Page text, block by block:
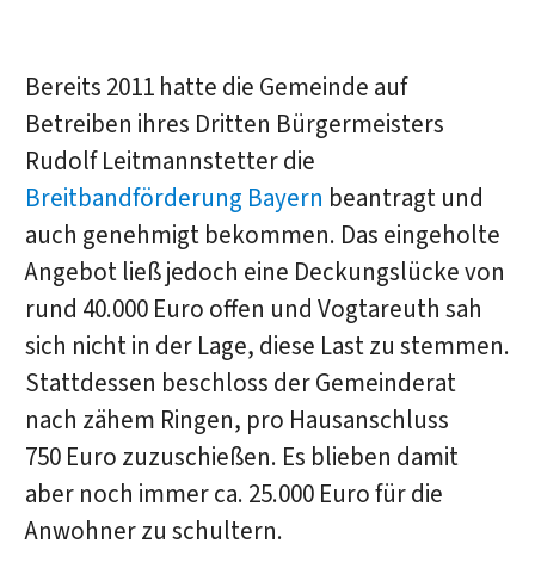
Bereits 2011 hatte die Gemeinde auf
Betreiben ihres Dritten Bürgermeisters
Rudolf Leitmannstetter die
Breitbandförderung Bayern beantragt und
auch genehmigt bekommen. Das eingeholte
Angebot ließ jedoch eine Deckungslücke von
rund 40.000 Euro offen und Vogtareuth sah
sich nicht in der Lage, diese Last zu stemmen.
Stattdessen beschloss der Gemeinderat
nach zähem Ringen, pro Hausanschluss
750 Euro zuzuschießen. Es blieben damit
aber noch immer ca. 25.000 Euro für die
Anwohner zu schultern.